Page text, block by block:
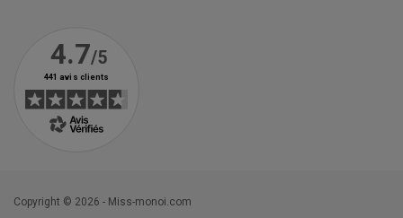
Copyright © 2026 - Miss-monoi.com